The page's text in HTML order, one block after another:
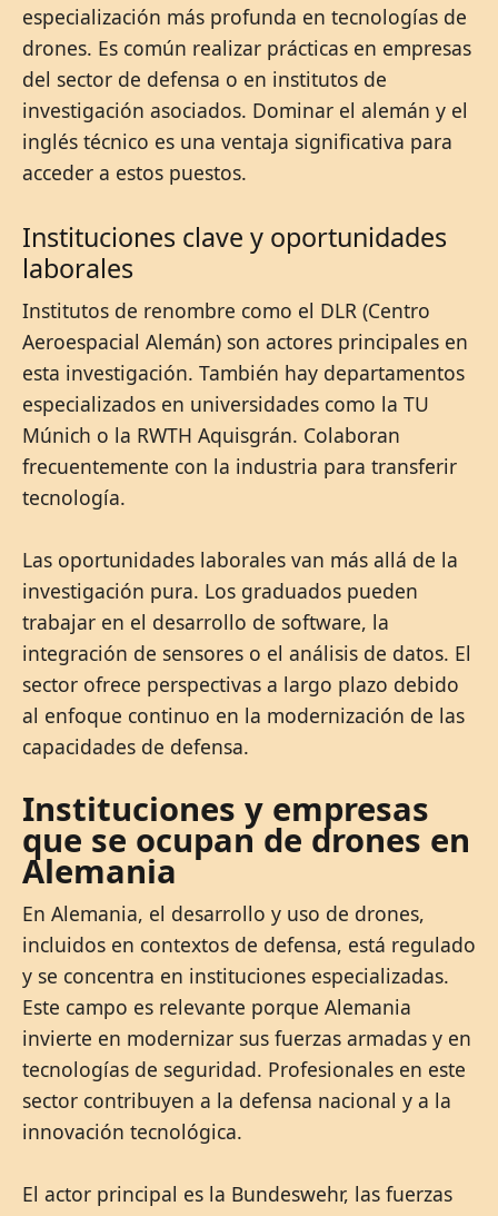
especialización más profunda en tecnologías de
drones. Es común realizar prácticas en empresas
del sector de defensa o en institutos de
investigación asociados. Dominar el alemán y el
inglés técnico es una ventaja significativa para
acceder a estos puestos.
Instituciones clave y oportunidades
laborales
Institutos de renombre como el DLR (Centro
Aeroespacial Alemán) son actores principales en
esta investigación. También hay departamentos
especializados en universidades como la TU
Múnich o la RWTH Aquisgrán. Colaboran
frecuentemente con la industria para transferir
tecnología.
Las oportunidades laborales van más allá de la
investigación pura. Los graduados pueden
trabajar en el desarrollo de software, la
integración de sensores o el análisis de datos. El
sector ofrece perspectivas a largo plazo debido
al enfoque continuo en la modernización de las
capacidades de defensa.
Instituciones y empresas
que se ocupan de drones en
Alemania
En Alemania, el desarrollo y uso de drones,
incluidos en contextos de defensa, está regulado
y se concentra en instituciones especializadas.
Este campo es relevante porque Alemania
invierte en modernizar sus fuerzas armadas y en
tecnologías de seguridad. Profesionales en este
sector contribuyen a la defensa nacional y a la
innovación tecnológica.
El actor principal es la Bundeswehr, las fuerzas